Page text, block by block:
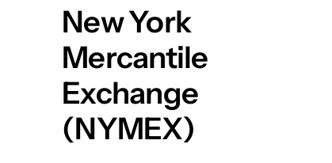
New York
Mercantile
Exchange
(NYMEX)